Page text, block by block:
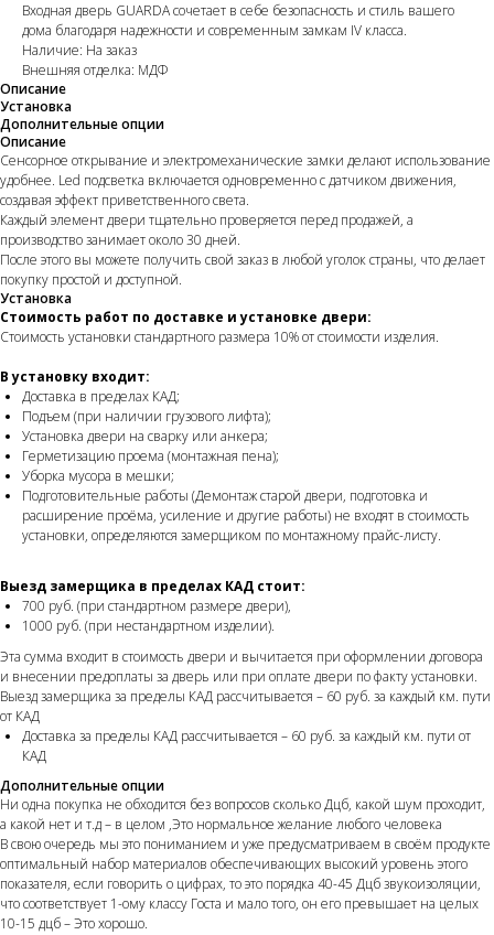
Входная дверь GUARDA сочетает в себе безопасность и стиль вашего
дома благодаря надежности и современным замкам IV класса.
Наличие: На заказ
Внешняя отделка: МДФ
Описание
Установка
Дополнительные опции
Описание
Сенсорное открывание и электромеханические замки делают использование
удобнее. Led подсветка включается одновременно с датчиком движения,
создавая эффект приветственного света.
Каждый элемент двери тщательно проверяется перед продажей, а
производство занимает около 30 дней.
После этого вы можете получить свой заказ в любой уголок страны, что делает
покупку простой и доступной.
Установка
Стоимость работ по доставке и установке двери:
Стоимость установки стандартного размера 10% от стоимости изделия.
В установку входит:
Доставка в пределах КАД;
Подъем (при наличии грузового лифта);
Установка двери на сварку или анкера;
Герметизацию проема (монтажная пена);
Уборка мусора в мешки;
Подготовительные работы (Демонтаж старой двери, подготовка и
расширение проёма, усиление и другие работы) не входят в стоимость
установки, определяются замерщиком по монтажному прайс-листу.
Выезд замерщика в пределах КАД стоит:
700 руб. (при стандартном размере двери),
1000 руб. (при нестандартном изделии).
Эта сумма входит в стоимость двери и вычитается при оформлении договора
и внесении предоплаты за дверь или при оплате двери по факту установки.
Выезд замерщика за пределы КАД рассчитывается – 60 руб. за каждый км. пути
от КАД
Доставка за пределы КАД рассчитывается – 60 руб. за каждый км. пути от
КАД
Дополнительные опции
Ни одна покупка не обходится без вопросов сколько Дцб, какой шум проходит,
а какой нет и т.д – в целом ,Это нормальное желание любого человека
В свою очередь мы это пониманием и уже предусматриваем в своём продукте
оптимальный набор материалов обеспечивающих высокий уровень этого
показателя, если говорить о цифрах, то это порядка 40-45 Дцб звукоизоляции,
что соответствует 1-ому классу Госта и мало того, он его превышает на целых
10-15 дцб – Это хорошо.